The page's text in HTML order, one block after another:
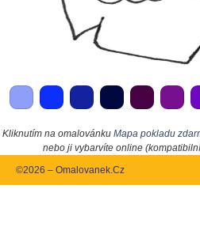
Kliknutím na omalovánku Mapa pokladu
nebo ji vybarvíte online
©2026 – Omalovanek.Cz